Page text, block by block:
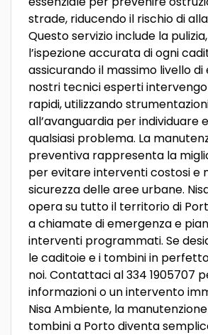
strade, riducendo il rischio di
Questo servizio include la
l’ispezione accurata di ogni
assicurando il massimo livello di
nostri tecnici esperti
rapidi, utilizzando
all’avanguardia per individuare
qualsiasi problema. La
preventiva rappresenta la
per evitare interventi costosi e
sicurezza delle aree urbane.
opera su tutto il territorio di
a chiamate di emergenza e
interventi programmati. Se
le caditoie e i tombini in
noi. Contattaci al 334 1905707
informazioni o un intervento
Nisa Ambiente, la
tombini a Porto diventa